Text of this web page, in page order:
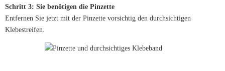
Schritt 3: Sie benötigen die Pinzette
Entfernen Sie jetzt mit der Pinzette vorsichtig den durchsichtigen
Klebestreifen.